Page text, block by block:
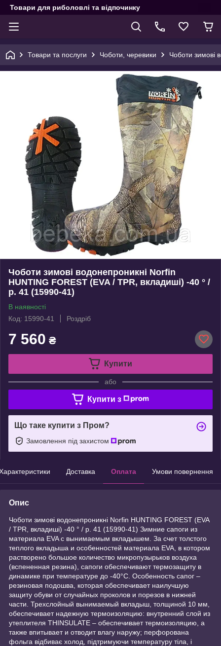
Товари для риболовлі та відпочинку
Товари та послуги Чоботи, черевики Чоботи зимові
Чоботи зимові водонепроникні Norfin
HUNTING FOREST (EVA / TPR, вкладиші) -40 ° /
р. 41 (15990-41)
В наявності
Код: 15990-41
Роздріб
7 560 ₴
Купити
або
Купити з
Що таке купити з Пром?
Замовлення під захистом
Доставка Оплата Умови повернення
Опис
Чоботи зимові водонепроникні Norfin HUNTING FOREST (EVA
/ TPR, вкладиші) -40 ° / р. 41 (15990-41) Зимние сапоги из
материала EVA с вынимаемым вкладышем. За счет толстого
теплого вкладыша и особенностей материала EVA, в котором
растворено большое количество микропузырьков воздуха
(вспененная резина), сапоги обеспечивают термозащиту в
динамике при температуре до -40°С. Особенность сапог –
резиновая подошва, которая обеспечивает наилучшую
защиту обуви от случайных проколов и порезов в нижней
части. Трехслойный вынимаемый вкладыш, толщиной 10 мм,
обеспечивает надежную термоизоляцию: внутренний слой из
утеплителя THINSULATE – обеспечивает термоизоляцию, а
также впитывает и отводит влагу наружу; перфорована
фольга відбиває холод, підтримуючи температуру тіла, і